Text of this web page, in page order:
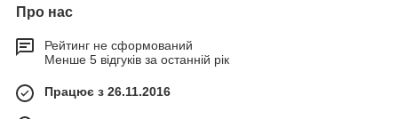
Про нас
Рейтинг не сформований
Менше 5 відгуків за останній рік
Працює з 26.11.2016